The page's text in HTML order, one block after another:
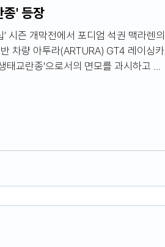
종' 등장
시즌 개막전에서 포디엄 석권 맥라렌의
차량 아투라(ARTURA) GT4 레이싱카
태교란종'으로서의 면모를 과시하고 있
옵티멈 모터스포츠 소속으로 우수한 경